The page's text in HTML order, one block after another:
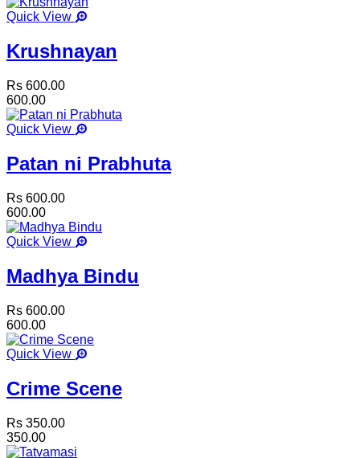
Quick View
Krushnayan
Rs 600.00
600.00
Quick View
Patan ni Prabhuta
Rs 600.00
600.00
Quick View
Madhya Bindu
Rs 600.00
600.00
Quick View
Crime Scene
Rs 350.00
350.00